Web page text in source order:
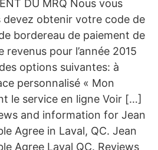
DU MRQ Nous vous
devez obtenir votre code de
bordereau de paiement de
pour l’année 2015
options suivantes: à
personnalisé « Mon
le service en ligne Voir […]
and information for Jean
Agree in Laval, QC. Jean
Agree Laval QC. Reviews